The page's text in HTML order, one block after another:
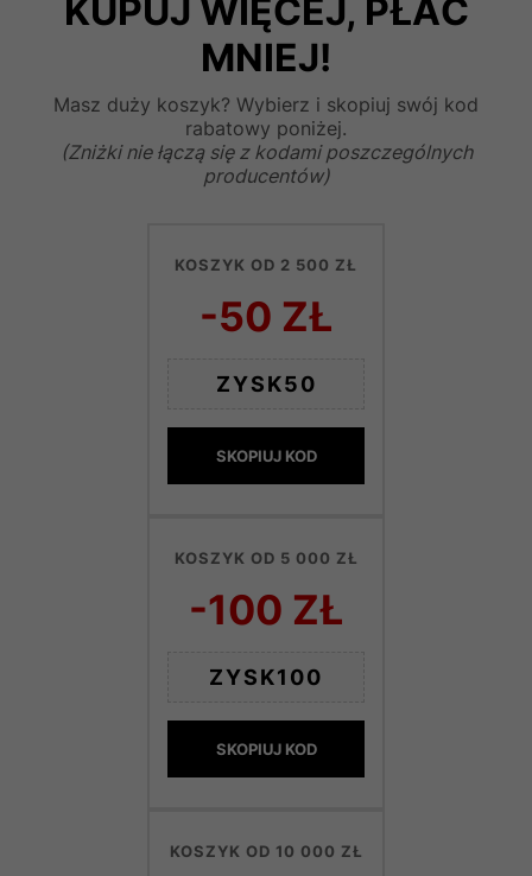
KUPUJ WIĘCEJ, PŁAĆ
MNIEJ!
Masz duży koszyk? Wybierz i skopiuj swój kod
rabatowy poniżej.
(Zniżki nie łączą się z kodami poszczególnych
producentów)
KOSZYK OD 2 500 ZŁ
-50 ZŁ
ZYSK50
SKOPIUJ KOD
KOSZYK OD 5 000 ZŁ
-100 ZŁ
ZYSK100
SKOPIUJ KOD
KOSZYK OD 10 000 ZŁ